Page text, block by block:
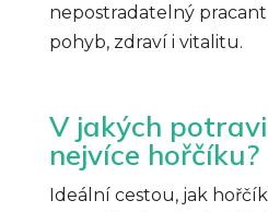
nepostradatelný
pohyb, zdraví i vitalitu.
V jakých
nejvíce hořčíku?
Ideální cestou, jak